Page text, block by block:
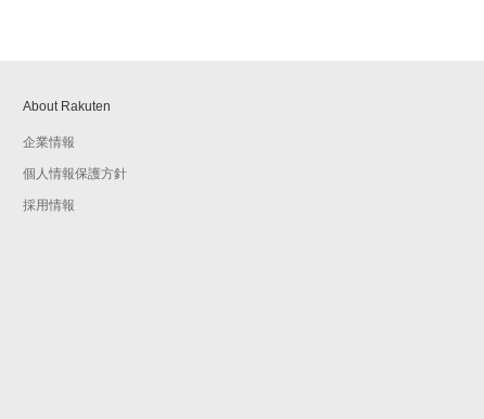
About Rakuten
企業情報
個人情報保護方針
採用情報